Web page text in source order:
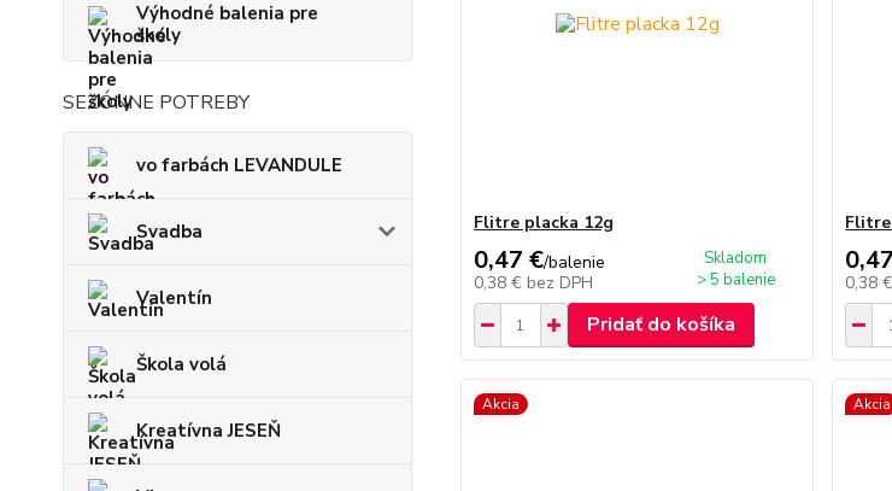
Výhodné balenia pre
školy
SEZÓNNE POTREBY
vo farbách LEVANDULE
Svadba
Valentín
Škola volá
Kreatívna JESEŇ
Flitre placka 12g
0,47 €/balenie
0,38 € bez DPH
Skladom
> 5 balenie
Pridať do košíka
0,38 €
Akcia Akcia